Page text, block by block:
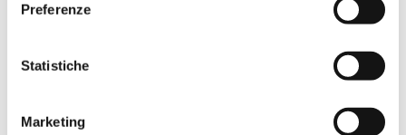
Preferenze
Statistiche
Marketing